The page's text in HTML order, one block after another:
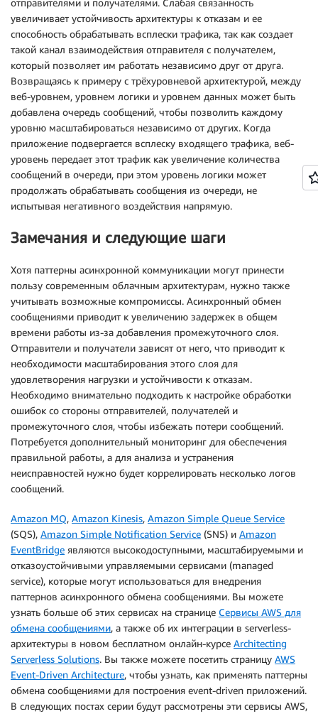
отправителями и получателями. Слабая связанность
увеличивает устойчивость архитектуры к отказам и ее
способность обрабатывать всплески трафика, так как создает
такой канал взаимодействия отправителя с получателем,
который позволяет им работать независимо друг от друга.
Возвращаясь к примеру с трёхуровневой архитектурой, между
веб-уровнем, уровнем логики и уровнем данных может быть
добавлена очередь сообщений, чтобы позволить каждому
уровню масштабироваться независимо от других. Когда
приложение подвергается всплеску входящего трафика, веб-
уровень передает этот трафик как увеличение количества
сообщений в очереди, при этом уровень логики может
продолжать обрабатывать сообщения из очереди, не
испытывая негативного воздействия напрямую.
Замечания и следующие шаги
Хотя паттерны асинхронной коммуникации могут принести
пользу современным облачным архитектурам, нужно также
учитывать возможные компромиссы. Асинхронный обмен
сообщениями приводит к увеличению задержек в общем
времени работы из-за добавления промежуточного слоя.
Отправители и получатели зависят от него, что приводит к
необходимости масштабирования этого слоя для
удовлетворения нагрузки и устойчивости к отказам.
Необходимо внимательно подходить к настройке обработки
ошибок со стороны отправителей, получателей и
промежуточного слоя, чтобы избежать потери сообщений.
Потребуется дополнительный мониторинг для обеспечения
правильной работы, а для анализа и устранения
неисправностей нужно будет коррелировать несколько логов
сообщений.
Amazon MQ, Amazon Kinesis, Amazon Simple Queue Service
(SQS), Amazon Simple Notification Service (SNS) и Amazon
EventBridge являются высокодоступными, масштабируемыми и
отказоустойчивыми управляемыми сервисами (managed
service), которые могут использоваться для внедрения
паттернов асинхронного обмена сообщениями. Вы можете
узнать больше об этих сервисах на странице Сервисы AWS для
обмена сообщениями, а также об их интеграции в serverless-
архитектуры в новом бесплатном онлайн-курсе Architecting
Serverless Solutions. Вы также можете посетить страницу AWS
Event-Driven Architecture, чтобы узнать, как применять паттерны
обмена сообщениями для построения event-driven приложений.
В следующих постах серии будут рассмотрены эти сервисы AWS,